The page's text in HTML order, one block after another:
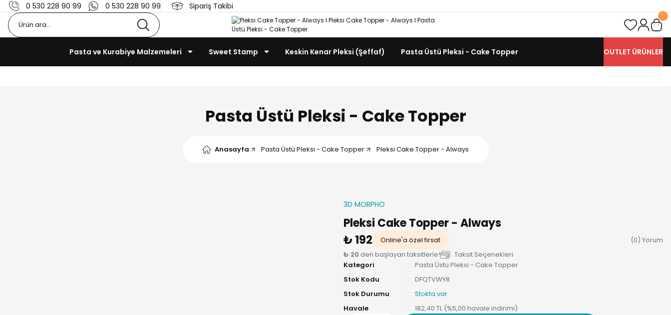
0 530 228 90 99 0 530 228 90 99 Sipariş Takibi
Pasta ve Kurabiye Malzemeleri Sweet Stamp Keskin Kenar Pleksi (Şeffaf) Pasta Üstü Pleksi - Cake Topper OUTLET ÜRÜNLER
Pasta Üstü Pleksi - Cake Topper
Anasayfa Pasta Üstü Pleksi - Cake Topper Pleksi Cake Topper - Always
3D MORPHO
Pleksi Cake Topper - Always
₺ 192
Online'a özel fırsat
(0) Yorum
₺ 20 den başlayan taksitlerle!
Taksit Seçenekleri
Kategori
Pasta Üstü Pleksi - Cake Topper
Stok Kodu
DFQTVWY8
Stok Durumu
Stokta var
Havale
182,40 TL (%5,00 havale indirimi)